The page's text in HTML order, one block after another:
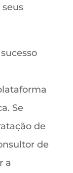
Se
de
de
a